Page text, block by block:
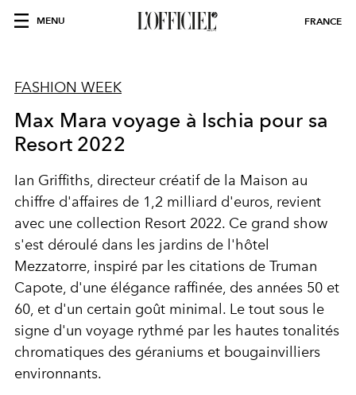
MENU FRANCE
FASHION WEEK
Max Mara voyage à Ischia pour sa
Resort 2022
Ian Griffiths, directeur créatif de la Maison au
chiffre d'affaires de 1,2 milliard d'euros, revient
avec une collection Resort 2022. Ce grand show
s'est déroulé dans les jardins de l'hôtel
Mezzatorre, inspiré par les citations de Truman
Capote, d'une élégance raffinée, des années 50 et
60, et d'un certain goût minimal. Le tout sous le
signe d'un voyage rythmé par les hautes tonalités
chromatiques des géraniums et bougainvilliers
environnants.